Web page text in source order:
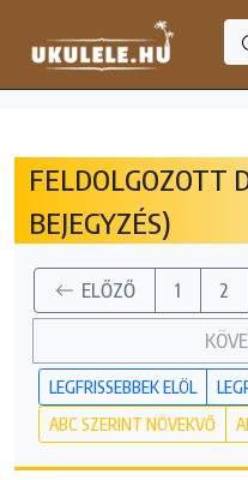
FELDOLGOZOTT
BEJEGYZÉS)
ELŐZŐ 1 2
LEGFRISSEBBEK ELÖL
ABC SZERINT NÖVEKVŐ